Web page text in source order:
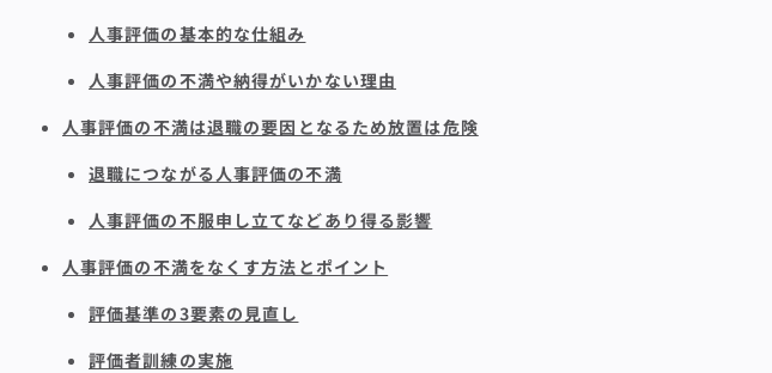
人事評価の基本的な仕組み
人事評価の不満や納得がいかない理由
人事評価の不満は退職の要因となるため放置は危険
退職につながる人事評価の不満
人事評価の不服申し立てなどあり得る影響
人事評価の不満をなくす方法とポイント
評価基準の3要素の見直し
評価者訓練の実施